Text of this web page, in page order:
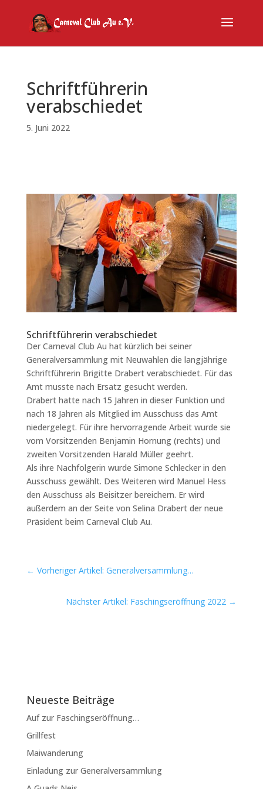
Schriftführerin
verabschiedet
5. Juni 2022
Schriftführerin verabschiedet
Der Carneval Club Au hat kürzlich bei seiner
Generalversammlung mit Neuwahlen die langjährige
Schriftführerin Brigitte Drabert verabschiedet. Für das
Amt musste nach Ersatz gesucht werden.
Drabert hatte nach 15 Jahren in dieser Funktion und
nach 18 Jahren als Mitglied im Ausschuss das Amt
niedergelegt. Für ihre hervorragende Arbeit wurde sie
vom Vorsitzenden Benjamin Hornung (rechts) und
zweiten Vorsitzenden Harald Müller geehrt.
Als ihre Nachfolgerin wurde Simone Schlecker in den
Ausschuss gewählt. Des Weiteren wird Manuel Hess
den Ausschuss als Beisitzer bereichern. Er wird
außerdem an der Seite von Selina Drabert der neue
Präsident beim Carneval Club Au.
← Vorheriger Artikel: Generalversammlung…
Nächster Artikel: Faschingseröffnung 2022 →
Neueste Beiträge
Auf zur Faschingseröffnung…
Grillfest
Maiwanderung
Einladung zur Generalversammlung